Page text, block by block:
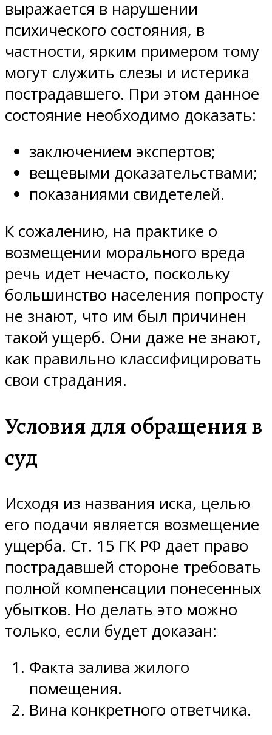
выражается в нарушении
психического состояния, в
частности, ярким примером тому
могут служить слезы и истерика
пострадавшего. При этом данное
состояние необходимо доказать:
заключением экспертов;
вещевыми доказательствами;
показаниями свидетелей.
К сожалению, на практике о
возмещении морального вреда
речь идет нечасто, поскольку
большинство населения попросту
не знают, что им был причинен
такой ущерб. Они даже не знают,
как правильно классифицировать
свои страдания.
Условия для обращения в
суд
Исходя из названия иска, целью
его подачи является возмещение
ущерба. Ст. 15 ГК РФ дает право
пострадавшей стороне требовать
полной компенсации понесенных
убытков. Но делать это можно
только, если будет доказан:
Факта залива жилого
помещения.
Вина конкретного ответчика.